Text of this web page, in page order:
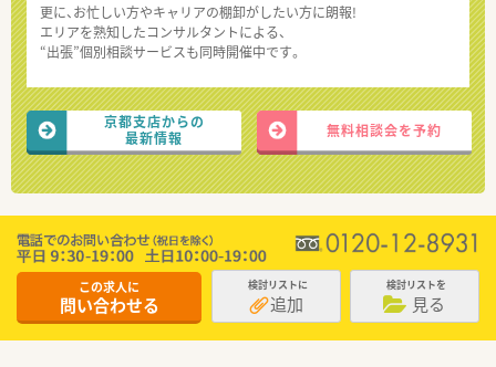
更に、お忙しい方やキャリアの棚卸がしたい方に朗報!
エリアを熟知したコンサルタントによる、
“出張”個別相談サービスも同時開催中です。
京都支店からの
最新情報
無料相談会を予約
この求人に
問い合わせる
検討リストに
追加
検討リストを
見る